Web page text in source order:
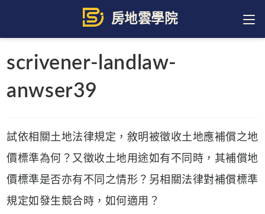
content
scrivener-landlaw-
anwser39
試依相關土地法律規定，敘明被徵收土地應補償之地
價標準為何？又徵收土地用途如有不同時，其補償地
價標準是否亦有不同之情形？另相關法律對補償標準
規定如發生競合時，如何適用？